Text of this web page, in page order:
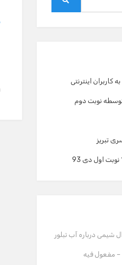
کاربران اینترنتی
نوبت دوم
تبریز
شیمی درباره آب تبلور
مفعول فیه